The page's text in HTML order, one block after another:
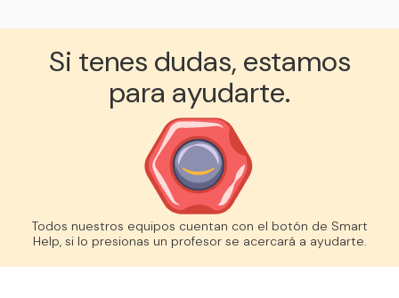
Si tenes dudas, estamos
para ayudarte.
Todos nuestros equipos cuentan con el botón de Smart
Help, si lo presionas un profesor se acercará a ayudarte.